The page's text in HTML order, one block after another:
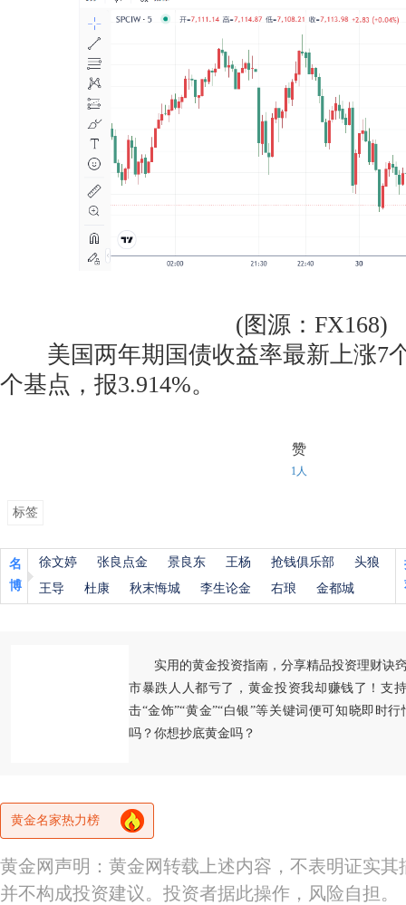
(图源：FX168)
美国两年期国债收益率最新上涨7
个基点，报3.914%。
赞
1人
标签
名
博
徐文婷 张良点金 景良东 王杨 抢钱俱乐部
头狼
王导
杜康 秋末悔城 李生论金 右琅 金都城
实用的黄金投资指南，分享精品投资理财诀
市暴跌人人都亏了，黄金投资我却赚钱了！支
击“金饰”“黄金”“白银”等关键词便可知晓即时
吗？你想抄底黄金吗？
黄金名家热力榜
黄金网声明：黄金网转载上述内容，不表明证实
并不构成投资建议。投资者据此操作，风险自担。